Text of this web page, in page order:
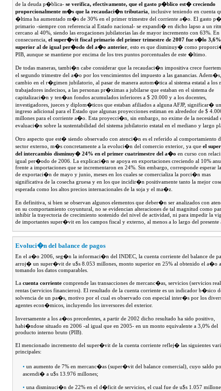
de la deuda p�blica- se verifica, efectivamente, que el gasto p�blico est� creciendo
proporcionalmente m�s que la recaudaci�n tributaria , inclusive teniendo en cuenta
�ltima ha aumentado m�s de 30% en el primer trimestre del corriente a�o. El gasto
primario -siempre con referencia al Estado nacional- se expandi� en dicho lapso a un
cercano al 40%, siendo las erogaciones jubilatorias las de mayor incremento con 63%. En
consecuencia, el super�vit fiscal primario del primer trimestre de 2007 fue s�lo 3,6%
superior al de igual per�odo del a�o anterior , esto es que disminuy� como
PIB, aunque se mantiene por encima de los tres puntos porcentuales de este �ltimo.
De todas maneras, tambi�n cabe considerar que la recaudaci�n impositiva crece
el segundo trimestre del a�o por los vencimientos del impuesto a las ganancias.
cambio en el r�gimen jubilatorio, al pasar de manera autom�tica al sistema estatal a los
trabajadores indecisos, a las personas pr�ximas a jubilarse que estaban en el sistema de
capitalizaci�n y ten�an fondos acumulados inferiores a $ 20.000 y a los docentes,
investigadores, jueces y diplom�ticos que estaban afiliados a alguna AFJP, significar� un
ingreso adicional para el Estado que algunas proyecciones estiman en alrededor de $
millones para el corriente a�o. Esta proyecci�n, sin embargo, no exime de la necesidad
evaluaci�n sobre la sustentabilidad del sistema jubilatorio estatal en el mediano y largo
Otro aspecto que est� siendo observado con atenci�n es el referido al comportamiento
sector externo, m�s concretamente a la evoluci�n del comercio exterior, ya que el
del intercambio disminuy� 24% en el primer cuatrimestre del a�o en curso con
igual per�odo de 2006. La explicaci�n se apoya en exportaciones creciendo al 10%
frente a importaciones que se incrementaron en 24%. Sin embargo, corresponde esperar
de exportaci�n de mayo y junio, meses en los cuales se comercializa la porci�n mas
significativa de la cosecha gruesa y en los que incidir�n positivamente tanto la mejor
esperada como los altos precios internacionales de la soja y el ma�z.
En definitiva, si bien se observan algunos elementos que deber�n ser analizados con
en su comportamiento coyuntural, no se evidencian alteraciones de tal magnitud como
inhibir la trayectoria de crecimiento sostenido del nivel de actividad, ni para impedir la
de importantes super�vit en los campos fiscal y externo, al menos a lo largo del
Evoluci�n del balance de pagos
En el a�o 2006, seg�n la informaci�n del INDEC, la cuenta corriente del balance de
arroj� un super�vit de u$s 8.053 millones, monto superior en 25% al obtenido el a�o
tomando los datos comparables.
La cuenta corriente comprende las transacciones de mercanc�as, servicios (servicios
rentas (servicios financieros). El resultado de la cuenta corriente es un indicador b�sico
solvencia de un pa�s, motivo por el cual es observado con especial inter�s por los
agentes econ�micos, incluyendo los inversores del exterior.
Inversamente a los a�os precedentes, a partir de 2002 dicho resultado ha sido positivo,
habi�ndose situado en 2006 -al igual que en 2005- en un monto equivalente a 3,0% del
producto interno bruto (PIB).
El mencionado incremento del super�vit de la cuenta corriente reflej� las siguientes
principales:
• un aumento de 7% en mercanc�as (super�vit del balance comercial), cuyo saldo
ascendi� a u$s 13.976 millones;
• una disminuci�n de 22% en el d�ficit de servicios, el cual fue de u$s 1.057